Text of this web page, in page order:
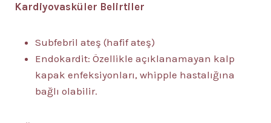
Kardiyovasküler Belirtiler
Subfebril ateş (hafif ateş)
Endokardit: Özellikle açıklanamayan kalp
kapak enfeksiyonları, whipple hastalığına
bağlı olabilir.